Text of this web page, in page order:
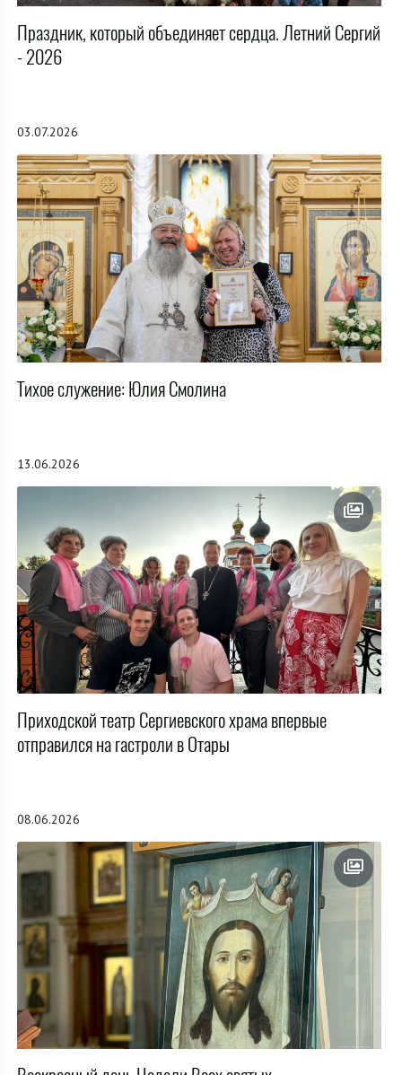
Праздник, который объединяет сердца. Летний Сергий
- 2026
03.07.2026
Тихое служение: Юлия Смолина
13.06.2026
Приходской театр Сергиевского храма впервые
отправился на гастроли в Отары
08.06.2026